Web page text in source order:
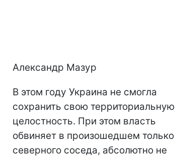
Александр Мазур
В этом году Украина не смогла
сохранить свою территориальную
целостность. При этом власть
обвиняет в произошедшем только
северного соседа, абсолютно не